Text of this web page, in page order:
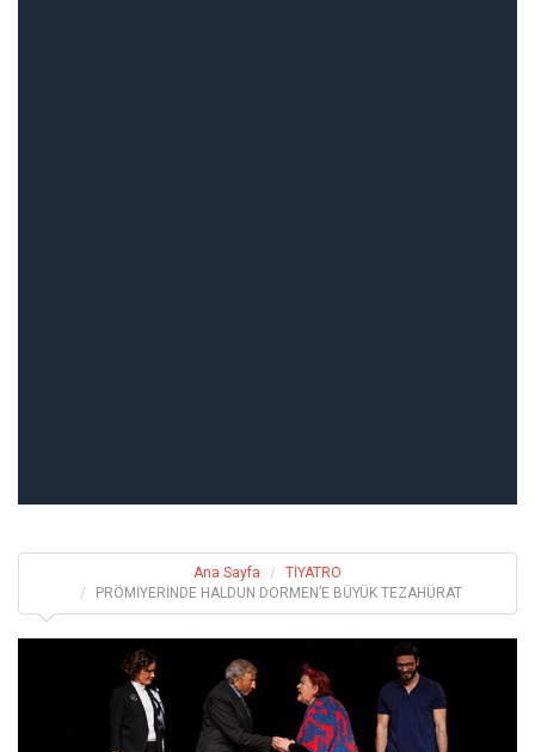
Ana Sayfa
TİYATRO
PRÖMİYERİNDE HALDUN DORMEN’E BÜYÜK TEZAHÜRAT